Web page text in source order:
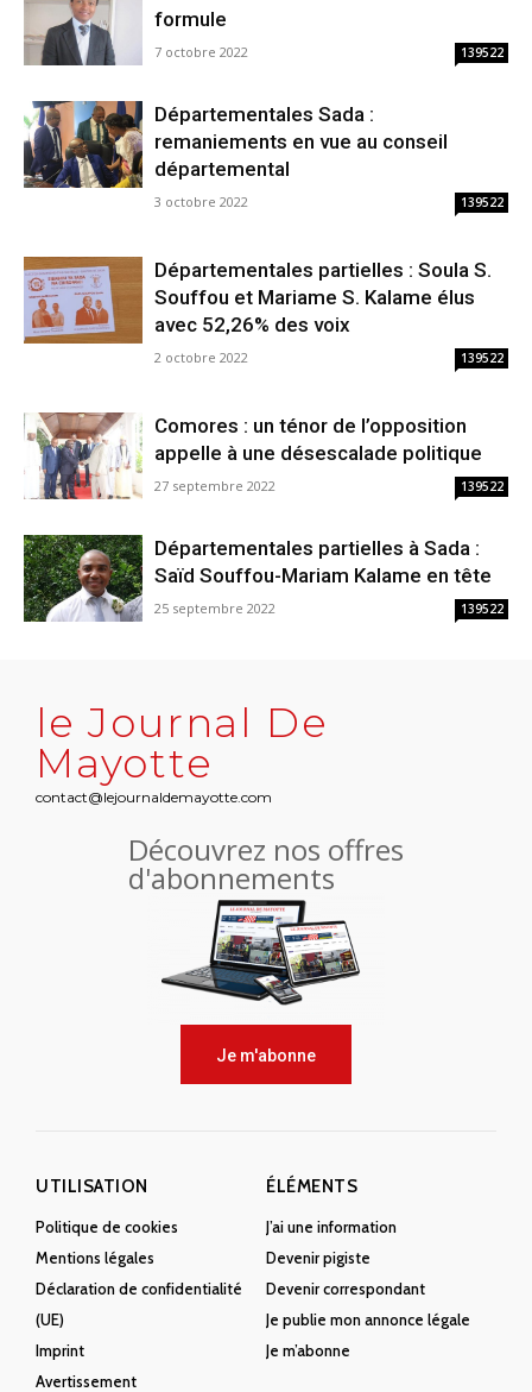
formule
7 octobre 2022 139522
Départementales Sada :
remaniements en vue au conseil
départemental
3 octobre 2022 139522
Départementales partielles : Soula S.
Souffou et Mariame S. Kalame élus
avec 52,26% des voix
2 octobre 2022 139522
Comores : un ténor de l’opposition
appelle à une désescalade politique
27 septembre 2022 139522
Départementales partielles à Sada :
Saïd Souffou-Mariam Kalame en tête
25 septembre 2022 139522
le Journal De
Mayotte
contact@lejournaldemayotte.com
Découvrez nos offres
d'abonnements
Je m'abonne
UTILISATION
Politique de cookies
Mentions légales
Déclaration de confidentialité
(UE)
Imprint
Avertissement
ÉLÉMENTS
J’ai une information
Devenir pigiste
Devenir correspondant
Je publie mon annonce légale
Je m’abonne